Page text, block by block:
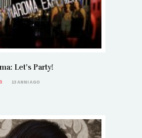
Let’s Party!
13 ANNI AGO